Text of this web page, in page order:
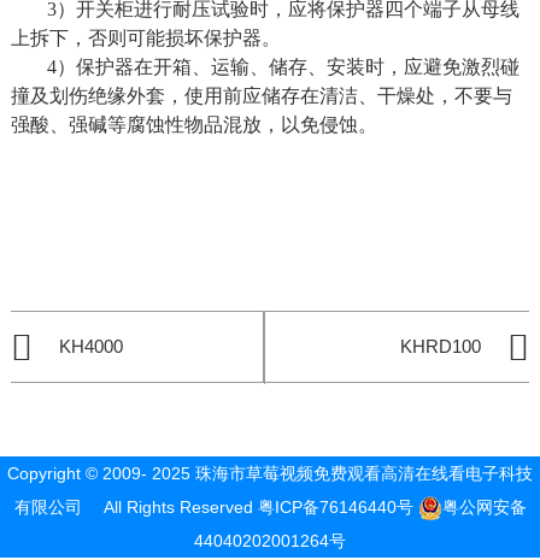
3）开关柜进行耐压试验时，应将保护器四个端子从母线
上拆下，否则可能损坏保护器。
4）保护器在开箱、运输、储存、安装时，应避免激烈碰
撞及划伤绝缘外套，使用前应储存在清洁、干燥处，不要与
强酸、强碱等腐蚀性物品混放，以免侵蚀。
KH4000 KHRD100
Copyright © 2009- 2025 珠海市草莓视频免费观看高清在线看电子科技
有限公司 All Rights Reserved 粤ICP备76146440号
粤公网安备
44040202001264号